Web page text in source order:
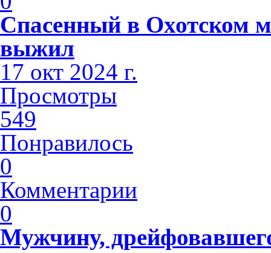
Спасенный в Охотском
выжил
17 окт 2024 г.
Просмотры
549
Понравилось
0
Комментарии
0
Мужчину,